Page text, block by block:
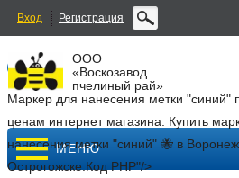
Вход Регистрация
ООО
«Воскозавод
пчелиный рай»
Маркер для нанесения метки "синий"
ценам интернет магазина. Купить
нанесения метки "синий" 🐝 в
Острогожске. Код PHP"/>
МЕНЮ